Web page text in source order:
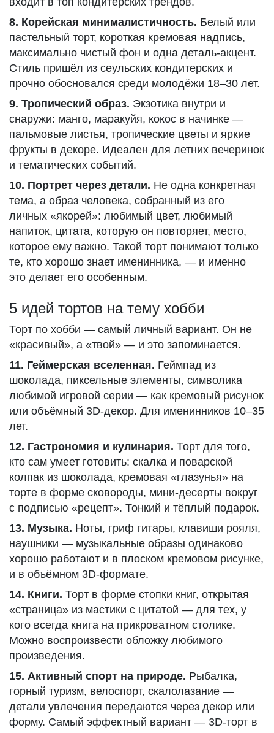
8. Корейская минималистичность. Белый или
пастельный торт, короткая кремовая надпись,
максимально чистый фон и одна деталь-акцент.
Стиль пришёл из сеульских кондитерских и
прочно обосновался среди молодёжи 18–30 лет.
9. Тропический образ. Экзотика внутри и
снаружи: манго, маракуйя, кокос в начинке —
пальмовые листья, тропические цветы и яркие
фрукты в декоре. Идеален для летних вечеринок
и тематических событий.
10. Портрет через детали. Не одна конкретная
тема, а образ человека, собранный из его
личных «якорей»: любимый цвет, любимый
напиток, цитата, которую он повторяет, место,
которое ему важно. Такой торт понимают только
те, кто хорошо знает именинника, — и именно
это делает его особенным.
5 идей тортов на тему хобби
Торт по хобби — самый личный вариант. Он не
«красивый», а «твой» — и это запоминается.
11. Геймерская вселенная. Геймпад из
шоколада, пиксельные элементы, символика
любимой игровой серии — как кремовый рисунок
или объёмный 3D-декор. Для именинников 10–35
лет.
12. Гастрономия и кулинария. Торт для того,
кто сам умеет готовить: скалка и поварской
колпак из шоколада, кремовая «глазунья» на
торте в форме сковороды, мини-десерты вокруг
с подписью «рецепт». Тонкий и тёплый подарок.
13. Музыка. Ноты, гриф гитары, клавиши рояля,
наушники — музыкальные образы одинаково
хорошо работают и в плоском кремовом рисунке,
и в объёмном 3D-формате.
14. Книги. Торт в форме стопки книг, открытая
«страница» из мастики с цитатой — для тех, у
кого всегда книга на прикроватном столике.
Можно воспроизвести обложку любимого
произведения.
15. Активный спорт на природе. Рыбалка,
горный туризм, велоспорт, скалолазание —
детали увлечения передаются через декор или
форму. Самый эффектный вариант — 3D-торт в